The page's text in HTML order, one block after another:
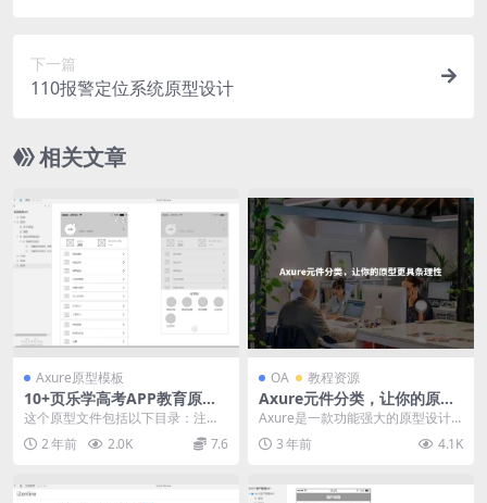
下一篇
110报警定位系统原型设计
相关文章
Axure原型模板
10+页乐学高考APP教育原型
模板案例axure文件产品原型
这个原型文件包括以下目录：注
册、首页、乐学商城、搜索、消息
(系统消息)、咖啡厅消...
2 年前 2.0K 7.6
OA 教程资源
Axure元件分类，让你的原型
更具条理性
Axure是一款功能强大的原型设计
工具，它提供了众多的组件和功
能，使用户可以快速...
3 年前 4.1K